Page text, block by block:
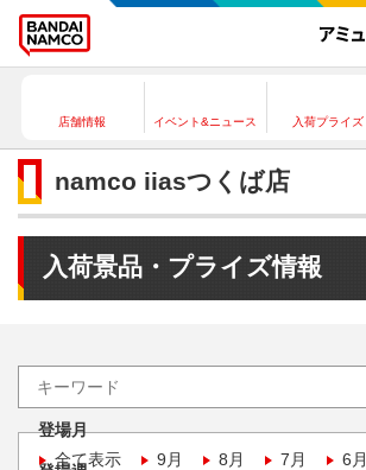
店舗情報 イベント&ニュース 入荷プライズ
namco iiasつくば店
入荷景品・プライズ情報
登場月
全て表示
9月 8月 7月 6月